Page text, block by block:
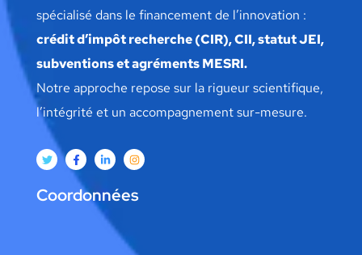
spécialisé dans le financement de l’innovation :
crédit d’impôt recherche (CIR), CII, statut JEI,
subventions et agréments MESRI.
Notre approche repose sur la rigueur scientifique,
l’intégrité et un accompagnement sur-mesure.
Coordonnées